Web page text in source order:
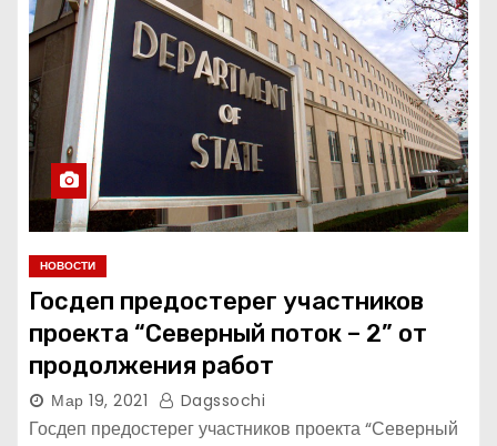
НОВОСТИ
Госдеп предостерег участников
проекта “Северный поток – 2” от
продолжения работ
Мар 19, 2021 Dagssochi
Госдеп предостерег участников проекта “Северный